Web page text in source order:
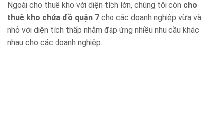
Ngoài cho thuê kho với diện tích lớn, chúng tôi còn cho
thuê kho chứa đồ quận 7 cho các doanh nghiệp vừa và
nhỏ với diện tích thấp nhằm đáp ứng nhiều nhu cầu khác
nhau cho các doanh nghiệp.